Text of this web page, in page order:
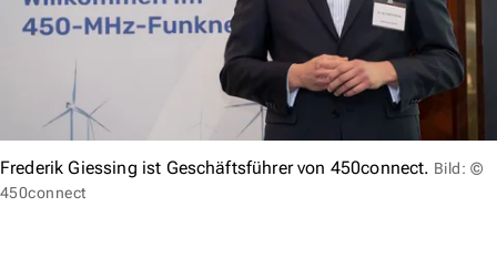
Frederik Giessing ist Geschäftsführer von 450connect. Bild: ©
450connect